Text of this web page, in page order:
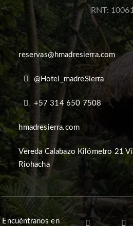
RNT:
reservas@hmadresierra.com
@Hotel_madreSierra
+57 314 650 7508
hmadresierra.com
Vereda Calabazo Kilómetro 21
Riohacha
Encuéntranos en